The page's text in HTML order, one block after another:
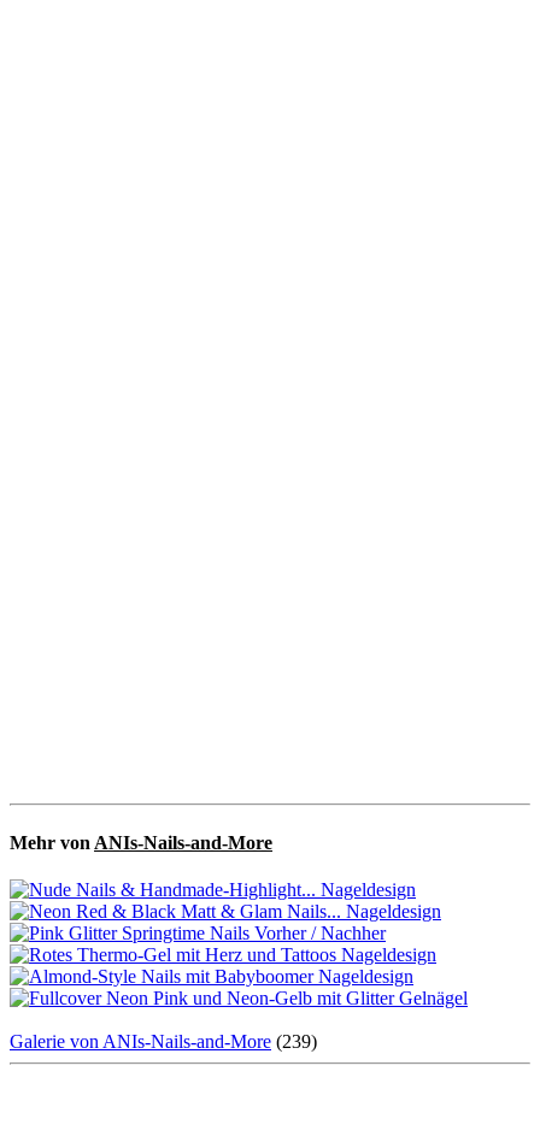
Mehr von ANIs-Nails-and-More
Galerie von ANIs-Nails-and-More (239)